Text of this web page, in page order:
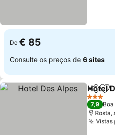
De € 85
Consulte os preços de 6 sites
Partilhar
Hotel
3 Estrelas
7,9 Boa
Rosta,
Vistas